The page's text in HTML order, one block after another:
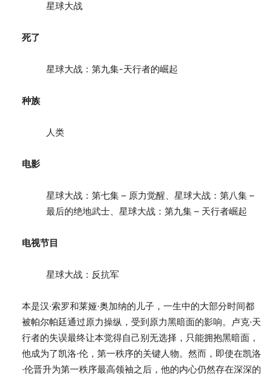
星球大战
死了
星球大战：第九集-天行者的崛起
种族
人类
电影
星球大战：第七集 – 原力觉醒、星球大战：第八集 –
最后的绝地武士、星球大战：第九集 – 天行者崛起
电视节目
星球大战：反抗军
本是汉·索罗和莱娅·奥加纳的儿子，一生中的大部分时间都
被帕尔帕廷通过原力操纵，受到原力黑暗面的影响。卢克·天
行者的失误最终让本觉得自己别无选择，只能拥抱黑暗面，
他成为了凯洛·伦，第一秩序的关键人物。然而，即使在凯洛
·伦晋升为第一秩序最高领袖之后，他的内心仍然存在深深的